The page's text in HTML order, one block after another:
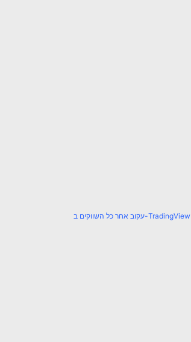
עקוב אחר כל השווקים ב-TradingView